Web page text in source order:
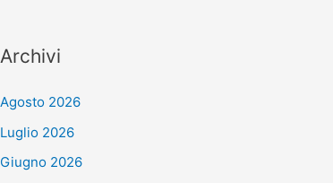
Archivi
Agosto 2026
Luglio 2026
Giugno 2026